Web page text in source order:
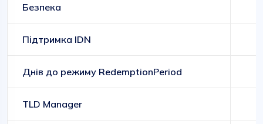
Безпека
Підтримка IDN
Днів до режиму RedemptionPeriod
TLD Manager